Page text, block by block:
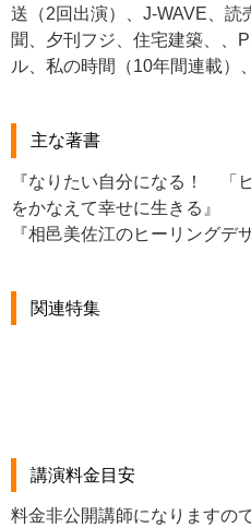
送（2回出演）、J-WAVE、
聞、夕刊フジ、住宅建築、、
ル、私の時間（10年間連載）
主な著書
『なりたい自分になる！ 「
をかなえて幸せに生きる』
『相邑美佐江のヒーリングデ
関連特集
講演料金目安
料金非公開講師になりますの